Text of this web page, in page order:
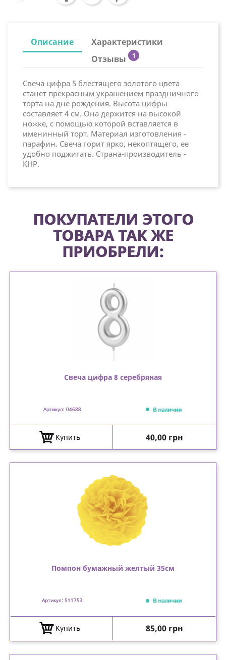
Описание
Характеристики
Отзывы
1
Свеча цифра 5 блестящего золотого цвета
станет прекрасным украшением праздничного
торта на дне рождения. Высота цифры
составляет 4 см. Она держится на высокой
ножке, с помощью которой вставляется в
именинный торт. Материал изготовления -
парафин. Свеча горит ярко, некоптящего, ее
удобно поджигать. Страна-производитель -
КНР.
ПОКУПАТЕЛИ ЭТОГО
ТОВАРА ТАК ЖЕ
ПРИОБРЕЛИ:
Свеча цифра 8 серебряная
Артикул: 04688 В наличии
Купить Цена
40,00 грн
Помпон бумажный желтый 35см
Артикул: 511753 В наличии
Купить Цена
85,00 грн